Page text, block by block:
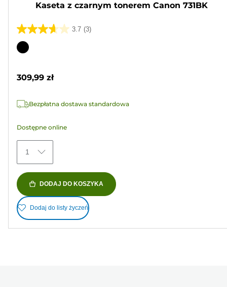
Kaseta z czarnym tonerem Canon 731BK
3.7 (3)
3.7
na
3
Wkład
309,99 zł
Bezpłatna dostawa standardowa
Dostępne online
1
DODAJ DO KOSZYKA
Dodaj do listy życzeń